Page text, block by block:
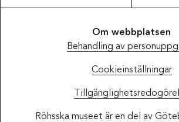
Om webbplatsen
Behandling av
Cookieinställningar
Röhsska museet är en del av